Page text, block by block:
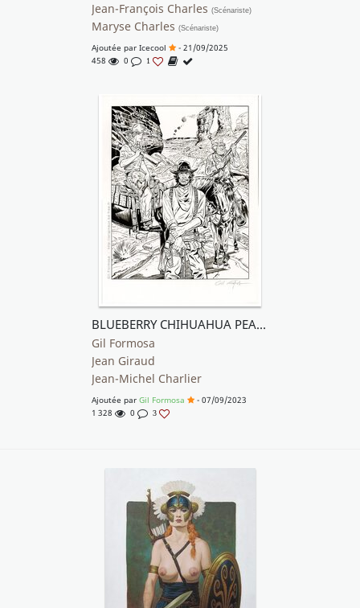
Jean-François Charles (Scénariste)
Maryse Charles (Scénariste)
Ajoutée par Icecool
- 21/09/2025
458
0 1
BLUEBERRY CHIHUAHUA PEARL Mc CLURE
Gil Formosa
Jean Giraud
Jean-Michel Charlier
Ajoutée par Gil Formosa
- 07/09/2023
1 328
0 3